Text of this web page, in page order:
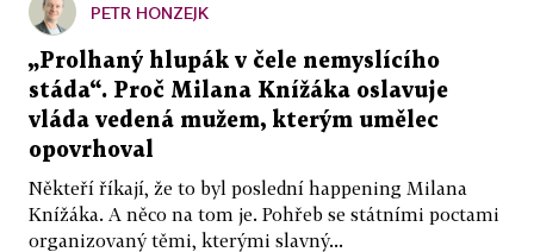
PETR HONZEJK
„Prolhaný hlupák v čele nemyslícího
stáda“. Proč Milana Knížáka oslavuje
vláda vedená mužem, kterým umělec
opovrhoval
Někteří říkají, že to byl poslední happening Milana
Knížáka. A něco na tom je. Pohřeb se státními poctami
organizovaný těmi, kterými slavný...